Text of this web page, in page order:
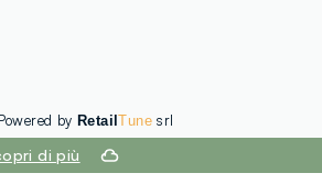
by RetailTunesrl
di più